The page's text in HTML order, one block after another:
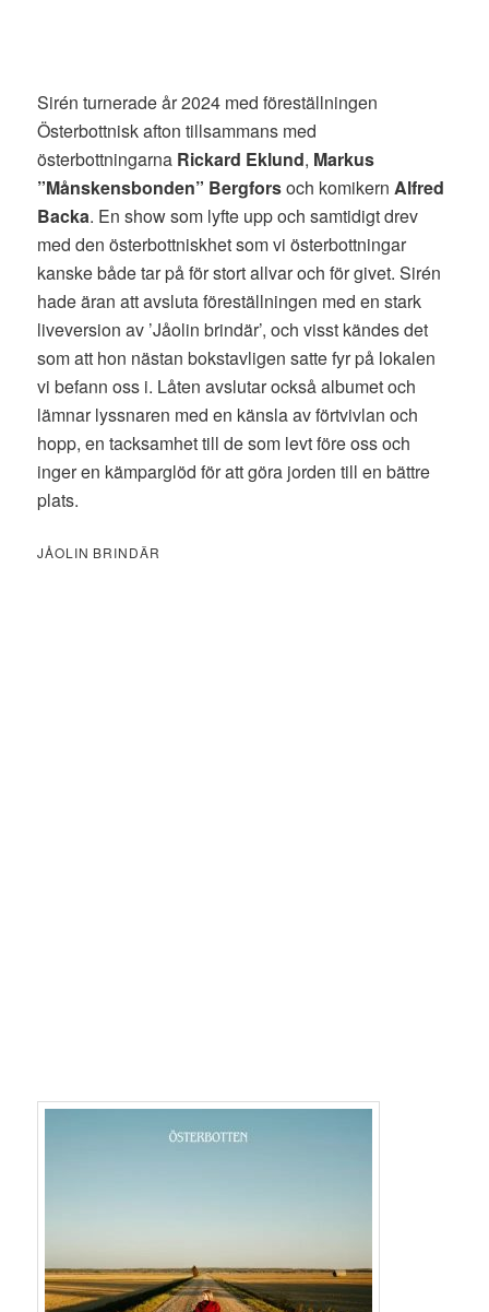
Sirén turnerade år 2024 med föreställningen
Österbottnisk afton tillsammans med
österbottningarna Rickard Eklund, Markus
”Månskensbonden” Bergforsoch komikern Alfred
Backa. En show som lyfte upp och samtidigt drev
med den österbottniskhet som vi österbottningar
kanske både tar på för stort allvar och för givet. Sirén
hade äran att avsluta föreställningen med en stark
liveversion av ’Jåolin brindär’, och visst kändes det
som att hon nästan bokstavligen satte fyr på lokalen
vi befann oss i. Låten avslutar också albumet och
lämnar lyssnaren med en känsla av förtvivlan och
hopp, en tacksamhet till de som levt före oss och
inger en kämparglöd för att göra jorden till en bättre
plats.
JÅOLIN BRINDÄR